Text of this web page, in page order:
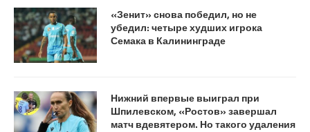
«Зенит» снова победил, но не
убедил: четыре худших игрока
Семака в Калининграде
Нижний впервые выиграл при
Шпилевском, «Ростов» завершал
матч вдевятером. Но такого удаления